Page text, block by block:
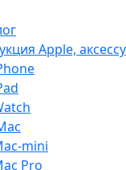
Apple,
mini
Pro